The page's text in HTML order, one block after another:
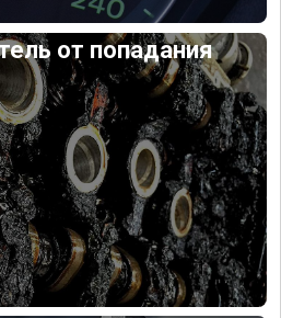
от попадания